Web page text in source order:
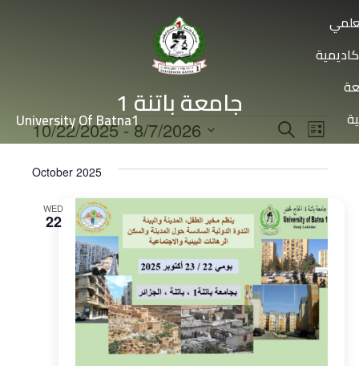
جامعة باتنة 1University Of Batna1 Events
Search
and
Views
SearchList
10/22/2025 - 8/7/2026
Select
date.
October 2025
WED
22